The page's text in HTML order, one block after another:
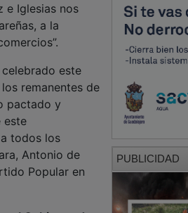
e Iglesias nos
a la
este
remanentes de
pactado y
este
todos los
Antonio de
Popular en
PUBLICIDAD